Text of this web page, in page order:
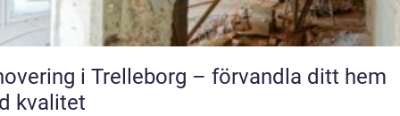
i Trelleborg – förvandla ditt hem
kvalitet